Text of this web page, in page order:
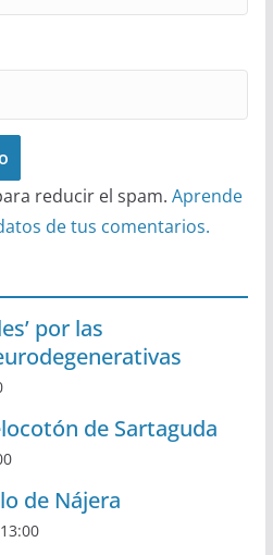
reducir el spam. Aprende
de tus comentarios.
por las
de Sartaguda
de Nájera
13:00